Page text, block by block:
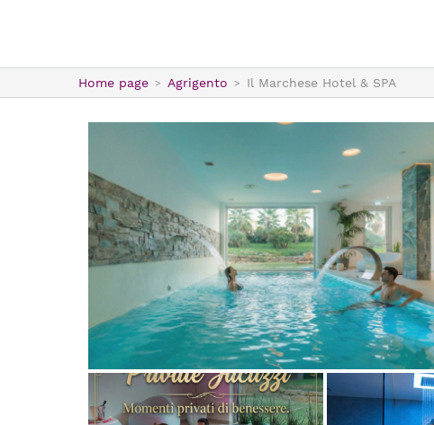
Home page Agrigento Il Marchese Hotel & SPA